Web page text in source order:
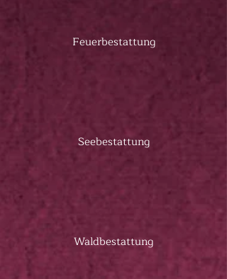
Feuerbestattung
Seebestattung
Waldbestattung